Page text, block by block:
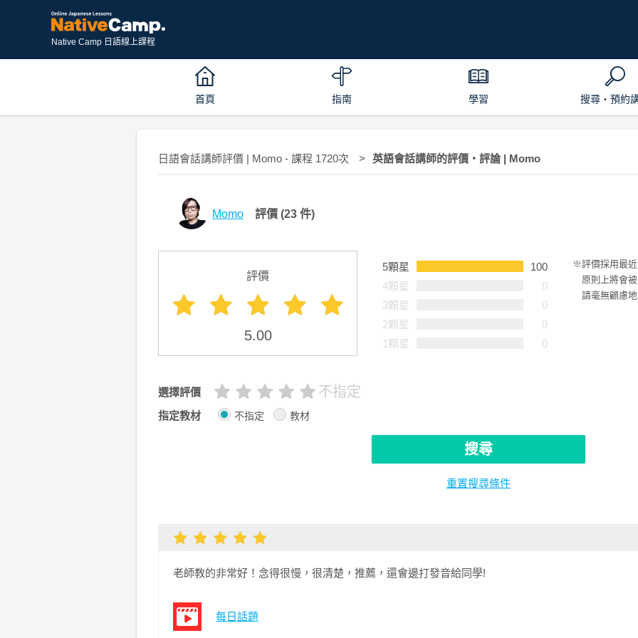
Native Camp 日語線上課程
首頁 指南 學習 搜尋・預約
日語會話講師評價 | Momo - 課程 1720次 英語會話講師的評價・評論 | Momo
Momo 評價 (23 件)
評價
5.00
5顆星
100
4顆星
0
3顆星
0
2顆星
0
1顆星
0
評價採用最
原則上將會
請毫無顧慮
選擇評價 不指定
指定教材 不指定 教材
搜尋
重置搜尋條件
老師教的非常好！念得很慢，很清楚，推薦，還會邊打發音給同學!
每日話題